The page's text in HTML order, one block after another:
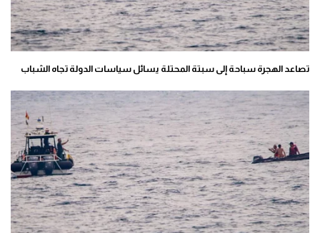
تصاعد الهجرة سباحة إلى سبتة المحتلة يسائل سياسات الدولة تجاه الشباب